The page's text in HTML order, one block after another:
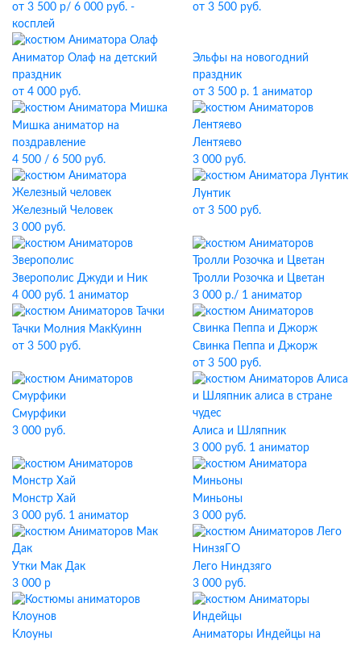
от 3 500 р/ 6 000 руб. -
косплей
от 3 500 руб.
Аниматор Олаф на детский
праздник
от 4 000 руб.
Эльфы на новогодний
праздник
от 3 500 р. 1 аниматор
Мишка аниматор на
поздравление
4 500 / 6 500 руб.
Лентяево
3 000 руб.
Железный Человек
3 000 руб.
Лунтик
от 3 500 руб.
Зверополис Джуди и Ник
4 000 руб. 1 аниматор
Тролли Розочка и Цветан
3 000 р./ 1 аниматор
Тачки Молния МакКуинн
от 3 500 руб.
Свинка Пеппа и Джорж
от 3 500 руб.
Смурфики
3 000 руб.
Алиса и Шляпник
3 000 руб. 1 аниматор
Монстр Хай
3 000 руб. 1 аниматор
Миньоны
3 000 руб.
Утки Мак Дак
3 000 р
Лего Ниндзяго
3 000 руб.
Клоуны Аниматоры Индейцы на